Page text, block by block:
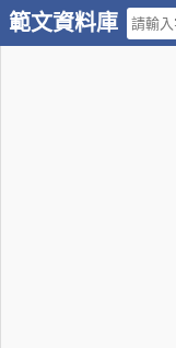
範文資料庫